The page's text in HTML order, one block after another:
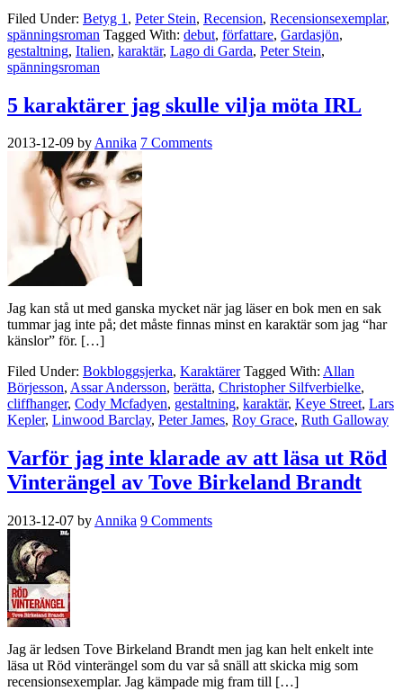
Filed Under: Betyg 1 , Peter Stein, Recension, Recensionsexemplar,
spänningsroman Tagged With: debut, författare, Gardasjön,
gestaltning, Italien, karaktär, Lago di Garda, Peter Stein,
spänningsroman
5 karaktärer jag skulle vilja möta IRL
2013-12-09 byAnnika 7 Comments
Jag kan stå ut med ganska mycket när jag läser en bok men en sak
tummar jag inte på; det måste finnas minst en karaktär som jag “har
känslor” för. […]
Filed Under: Bokbloggsjerka, Karaktärer Tagged With: Allan
Börjesson, Assar Andersson, berätta, Christopher Silfverbielke,
cliffhanger, Cody Mcfadyen, gestaltning, karaktär, Keye Street, Lars
Kepler, Linwood Barclay, Peter James, Roy Grace, Ruth Galloway
Varför jag inte klarade av att läsa ut Röd
Vinterängel av Tove Birkeland Brandt
2013-12-07 by Annika 9 Comments
Jag är ledsen Tove Birkeland Brandt men jag kan helt enkelt inte
läsa ut Röd vinterängel som du var så snäll att skicka mig som
recensionsexemplar. Jag kämpade mig fram till […]